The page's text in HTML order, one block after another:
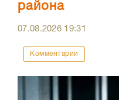
района
07.08.2026 19:31
Комментарии